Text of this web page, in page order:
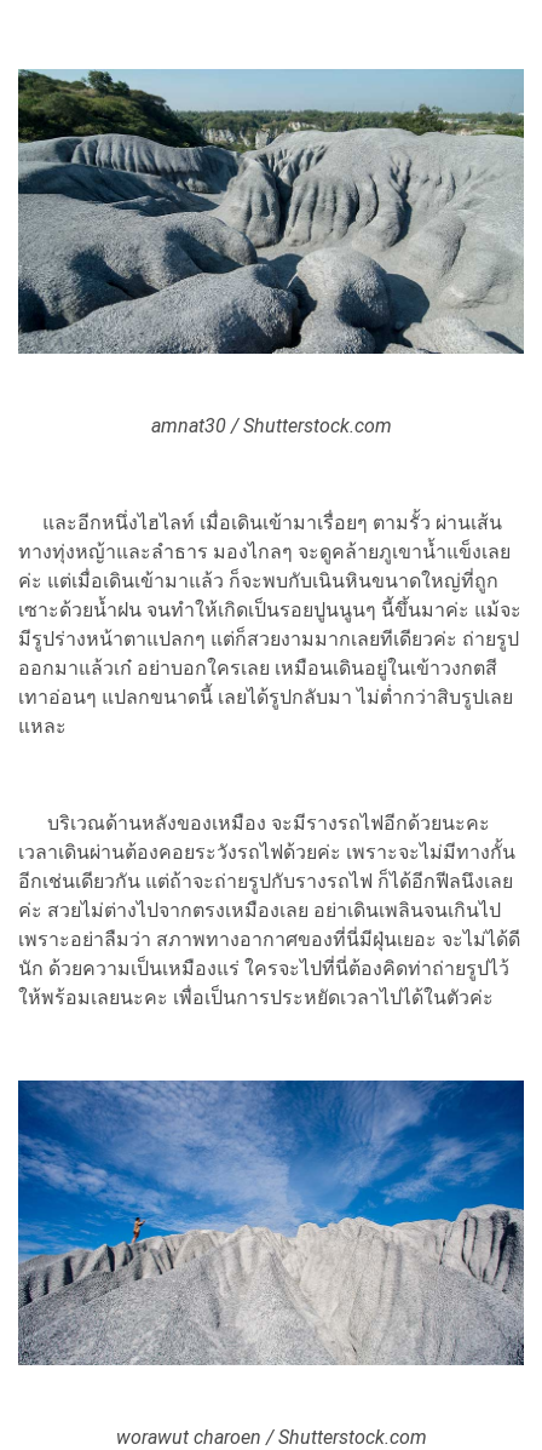
amnat30 / Shutterstock.com
และอีกหนึ่งไฮไลท์ เมื่อเดินเข้ามาเรื่อยๆ ตามรั้ว ผ่านเส้น
ทางทุ่งหญ้าและลำธาร มองไกลๆ จะดูคล้ายภูเขาน้ำแข็งเลย
ค่ะ แต่เมื่อเดินเข้ามาแล้ว ก็จะพบกับเนินหินขนาดใหญ่ที่ถูก
เซาะด้วยน้ำฝน จนทำให้เกิดเป็นรอยปูนนูนๆ นี้ขึ้นมาค่ะ แม้จะ
มีรูปร่างหน้าตาแปลกๆ แต่ก็สวยงามมากเลยทีเดียวค่ะ ถ่ายรูป
ออกมาแล้วเก๋ อย่าบอกใครเลย เหมือนเดินอยู่ในเข้าวงกตสี
เทาอ่อนๆ แปลกขนาดนี้ เลยได้รูปกลับมา ไม่ต่ำกว่าสิบรูปเลย
แหละ
บริเวณด้านหลังของเหมือง จะมีรางรถไฟอีกด้วยนะคะ
เวลาเดินผ่านต้องคอยระวังรถไฟด้วยค่ะ เพราะจะไม่มีทางกั้น
อีกเช่นเดียวกัน แต่ถ้าจะถ่ายรูปกับรางรถไฟ ก็ได้อีกฟีลนึงเลย
ค่ะ สวยไม่ต่างไปจากตรงเหมืองเลย อย่าเดินเพลินจนเกินไป
เพราะอย่าลืมว่า สภาพทางอากาศของที่นี่มีฝุ่นเยอะ จะไม่ได้ดี
นัก ด้วยความเป็นเหมืองแร่ ใครจะไปที่นี่ต้องคิดท่าถ่ายรูปไว้
ให้พร้อมเลยนะคะ เพื่อเป็นการประหยัดเวลาไปได้ในตัวค่ะ
worawut charoen / Shutterstock.com